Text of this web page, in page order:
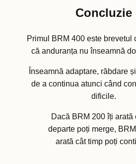
Concluzie
Primul BRM 400 este brevetul
că anduranța nu înseamnă
Înseamnă adaptare, răbdare
de a continua atunci când
dificile.
Dacă BRM 200 îți arată
departe poți merge,
arată cât timp poți